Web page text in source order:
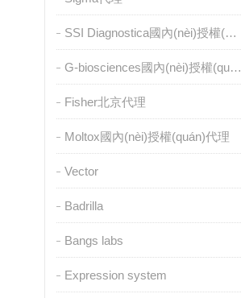
SSI Diagnostica國內(nèi)授權(quán)代理
G-biosciences國內(nèi)授權(quán)代理
Fisher北京代理
Moltox國內(nèi)授權(quán)代理
Vector
Badrilla
Bangs labs
Expression system